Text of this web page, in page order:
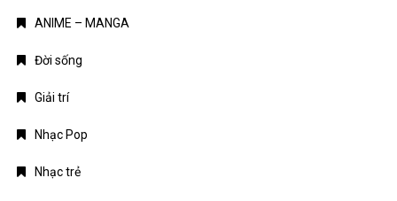
ANIME – MANGA
Đời sống
Giải trí
Nhạc Pop
Nhạc trẻ